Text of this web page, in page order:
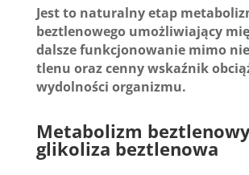
Jest to naturalny etap
beztlenowego umożliwiający
dalsze funkcjonowanie mimo
tlenu oraz cenny wskaźnik
wydolności organizmu.
Metabolizm
glikoliza beztlenowa